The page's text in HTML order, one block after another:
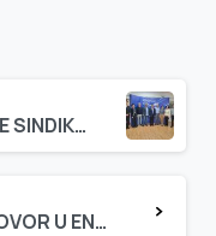
DELEGACIJA FEDERACIJE SINDIKATA IZ KINESKE PROVINCIJE ŠANDONG U POSETI SSSS i SSMS
NOVI KOLEKTIVNI UGOVOR U ENERGETICI KRAGUJEVAC DONOSI VEĆA PRAVA ZAPOSLENIMA